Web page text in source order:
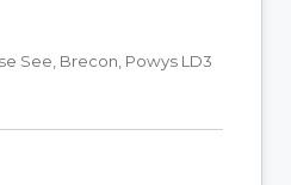
See, Brecon, Powys LD3